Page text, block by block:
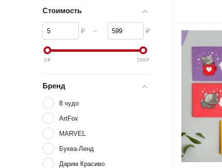
Стоимость
₽ – ₽
5₽ 599₽
Бренд
8 чудо
ArtFox
MARVEL
Буква-Ленд
Дарим Красиво